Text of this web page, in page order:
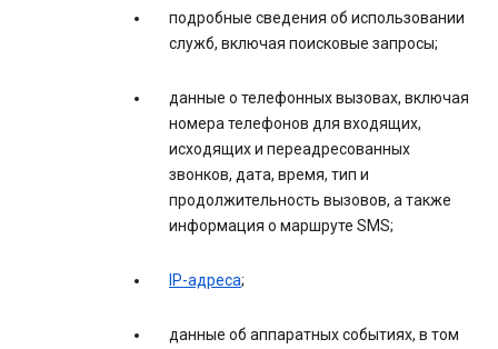
подробные сведения об использовании
служб, включая поисковые запросы;
данные о телефонных вызовах, включая
номера телефонов для входящих,
исходящих и переадресованных
звонков, дата, время, тип и
продолжительность вызовов, а также
информация о маршруте SMS;
IP-адреса;
данные об аппаратных событиях, в том